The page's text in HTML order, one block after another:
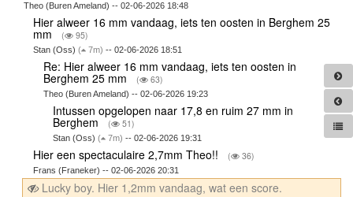
Theo (Buren Ameland) -- 02-06-2026 18:48
Hier alweer 16 mm vandaag, iets ten oosten in Berghem 25
mm ( 95)
Stan (Oss)( 7m) -- 02-06-2026 18:51
Re: Hier alweer 16 mm vandaag, iets ten oosten in
Berghem 25 mm ( 63)
Theo (Buren Ameland) -- 02-06-2026 19:23
Intussen opgelopen naar 17,8 en ruim 27 mm in
Berghem ( 51)
Stan (Oss)( 7m) -- 02-06-2026 19:31
Hier een spectaculaire 2,7mm Theo!! ( 36)
Frans (Franeker) -- 02-06-2026 20:31
Lucky boy. Hier 1,2mm vandaag, wat een score.